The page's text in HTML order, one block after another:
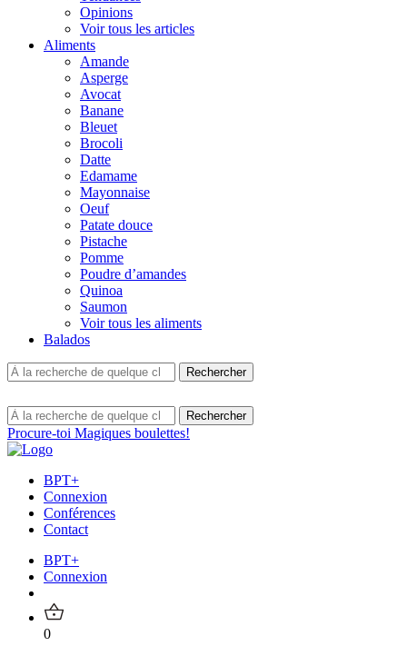
Opinions
Voir tous les articles
Aliments
Amande
Asperge
Avocat
Banane
Bleuet
Brocoli
Datte
Edamame
Mayonnaise
Oeuf
Patate douce
Pistache
Pomme
Poudre d’amandes
Quinoa
Saumon
Voir tous les aliments
Balados
Procure-toi Magiques boulettes!
BPT+
Connexion
Conférences
Contact
BPT+
Connexion
0